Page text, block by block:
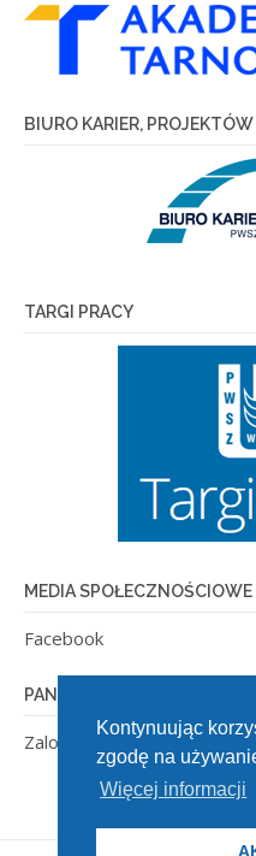
BIURO KARIER,
TARGI PRACY
MEDIA SPOŁECZNOŚCIOWE
Facebook
PANEL ADMINISTRACYJNY
Zaloguj się
Kontynuując
zgodę na
Więcej informacji